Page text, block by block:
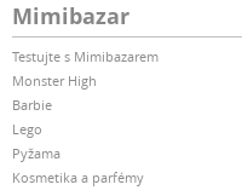
Mimibazar
Testujte s Mimibazarem
Monster High
Barbie
Lego
Pyžama
Kosmetika a parfémy